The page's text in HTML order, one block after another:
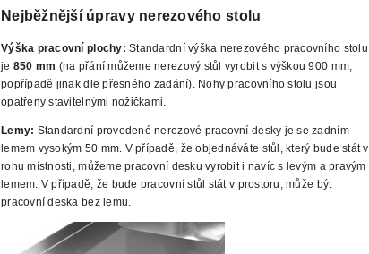
Nejběžnější úpravy nerezového stolu
Výška pracovní plochy:Standardní výška nerezového pracovního stolu
je 850 mm (na přání můžeme nerezový stůl vyrobit s výškou 900 mm,
popřípadě jinak dle přesného zadání). Nohy pracovního stolu jsou
opatřeny stavitelnými nožičkami.
Lemy: Standardní provedené nerezové pracovní desky je se zadním
lemem vysokým 50 mm. V případě, že objednáváte stůl, který bude stát v
rohu místnosti, můžeme pracovní desku vyrobit i navíc s levým a pravým
lemem. V případě, že bude pracovní stůl stát v prostoru, může být
pracovní deska bez lemu.